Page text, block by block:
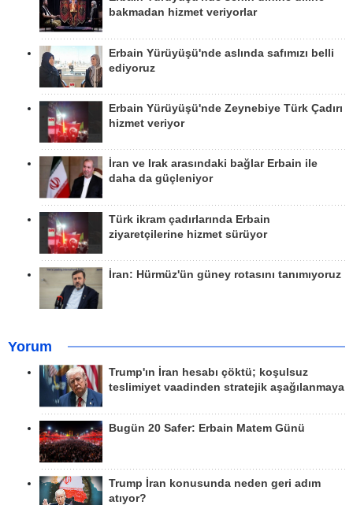
bakmadan hizmet veriyorlar
Erbain Yürüyüşü'nde aslında safımızı belli
ediyoruz
Erbain Yürüyüşü'nde Zeynebiye Türk Çadırı
hizmet veriyor
İran ve Irak arasındaki bağlar Erbain ile
daha da güçleniyor
Türk ikram çadırlarında Erbain
ziyaretçilerine hizmet sürüyor
İran: Hürmüz'ün güney rotasını tanımıyoruz
Yorum
Trump'ın İran hesabı çöktü; koşulsuz
teslimiyet vaadinden stratejik aşağılanmaya
Bugün 20 Safer: Erbain Matem Günü
Trump İran konusunda neden geri adım
atıyor?